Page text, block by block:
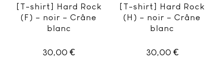
[T-shirt] Hard Rock
(F) – noir – Crâne
blanc
30,00€
[T-shirt] Hard Rock
(H) – noir – Crâne
blanc
30,00 €